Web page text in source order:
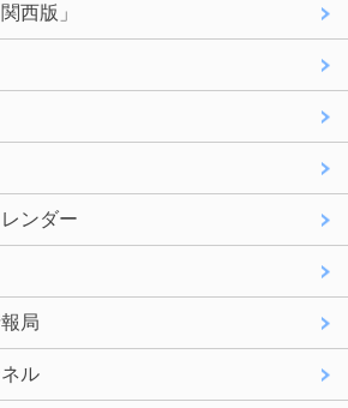
西版」
ンダー
局
ル